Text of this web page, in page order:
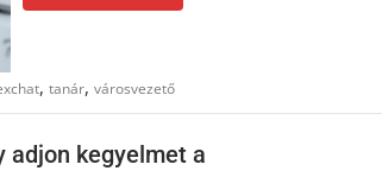
, tanár, városvezető
adjon kegyelmet a